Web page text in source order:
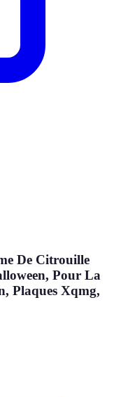
De Citrouille
Pour La
Plaques Xqmg,